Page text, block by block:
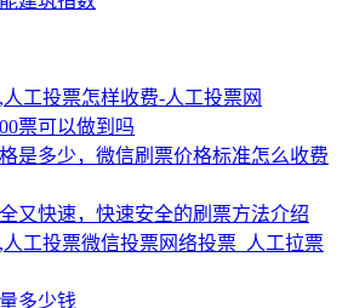
工投票怎样收费-人工投票网
票可以做到吗
是多少，微信刷票价格标准怎么收费
又快速，快速安全的刷票方法介绍
工投票微信投票网络投票_人工拉票
多少钱